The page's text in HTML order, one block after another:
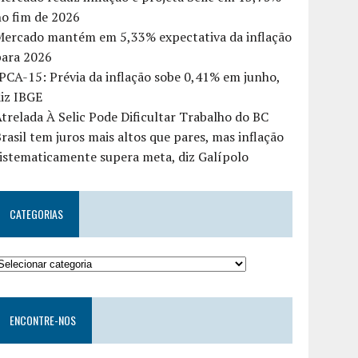
fim de 2026
mantém em 5,33% expectativa da inflação
2026
15: Prévia da inflação sobe 0,41% em junho,
IBGE
À Selic Pode Dificultar Trabalho do BC
tem juros mais altos que pares, mas inflação
supera meta, diz Galípolo
CATEGORIAS
ENCONTRE-NOS